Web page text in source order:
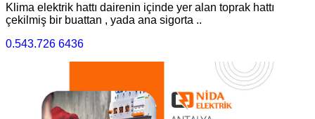
Klima elektrik hattı dairenin içinde yer alan toprak hattı
çekilmiş bir buattan , yada ana sigorta ..
0.543.726 6436